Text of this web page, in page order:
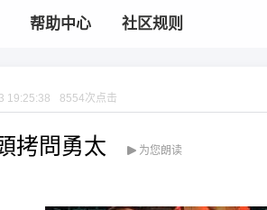
帮助中心 社区规则
19:25:38 8554次点击
拷問勇太 为您朗读